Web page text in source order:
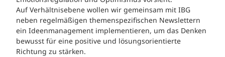
Auf Verhältnisebene wollen wir gemeinsam mit IBG
neben regelmäßigen themenspezifischen Newslettern
ein Ideenmanagement implementieren, um das Denken
bewusst für eine positive und lösungsorientierte
Richtung zu stärken.